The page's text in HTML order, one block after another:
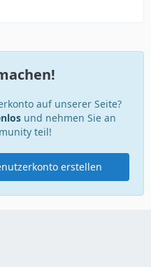
auf unserer Seite?
und nehmen Sie an
teil!
erstellen